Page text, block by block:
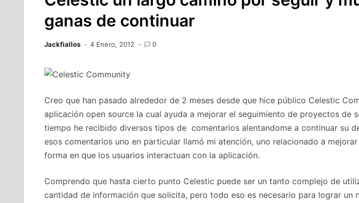
ganas de continuar
Jackfiallos 4 Enero, 2012 0
Creo que han pasado alrededor de 2 meses desde que hice público Celestic
aplicación open source la cual ayuda a mejorar el seguimiento de proyectos de
tiempo he recibido diversos tipos de comentarios alentandome a continuar su
esos comentarios uno en particular llamó mi atención, uno relacionado a
forma en que los usuarios interactuan con la aplicación.
Comprendo que hasta cierto punto Celestic puede ser un tanto complejo de
cantidad de información que solicita, pero todo eso es necesario para lograr un